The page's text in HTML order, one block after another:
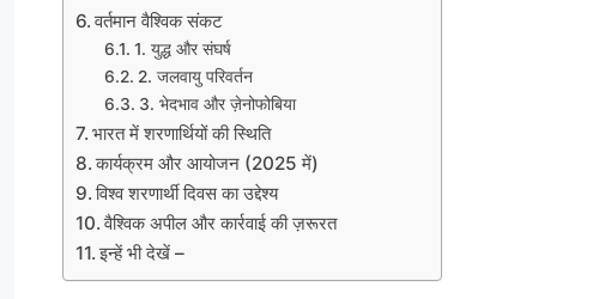
वर्तमान वैश्विक संकट
1. युद्ध और संघर्ष
2. जलवायु परिवर्तन
3. भेदभाव और ज़ेनोफोबिया
भारत में शरणार्थियों की स्थिति
कार्यक्रम और आयोजन (2025 में)
विश्व शरणार्थी दिवस का उद्देश्य
वैश्विक अपील और कार्रवाई की ज़रूरत
इन्हें भी देखें –